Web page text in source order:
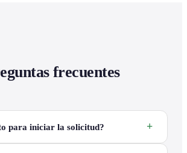
frecuentes
para iniciar la solicitud?